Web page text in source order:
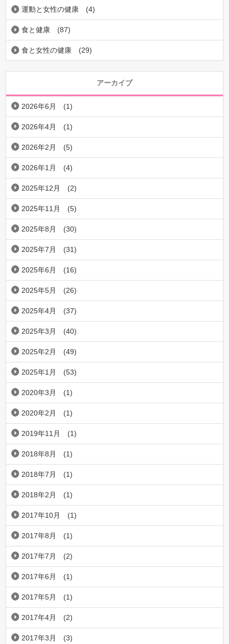
運動と女性の健康 (4)
食と健康 (87)
食と女性の健康 (29)
アーカイブ
2026年6月 (1)
2026年4月 (1)
2026年2月 (5)
2026年1月 (4)
2025年12月 (2)
2025年11月 (5)
2025年8月 (30)
2025年7月 (31)
2025年6月 (16)
2025年5月 (26)
2025年4月 (37)
2025年3月 (40)
2025年2月 (49)
2025年1月 (53)
2020年3月 (1)
2020年2月 (1)
2019年11月 (1)
2018年8月 (1)
2018年7月 (1)
2018年2月 (1)
2017年10月 (1)
2017年8月 (1)
2017年7月 (2)
2017年6月 (1)
2017年5月 (1)
2017年4月 (2)
2017年3月 (3)